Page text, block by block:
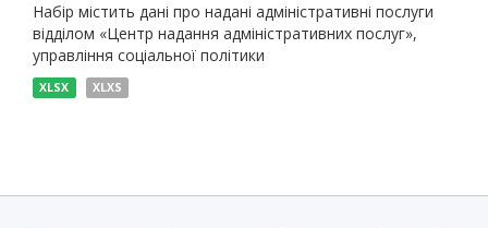
Набір містить дані про надані адміністративні послуги
відділом «Центр надання адміністративних послуг»,
управління соціальної політики
XLSX XLXS